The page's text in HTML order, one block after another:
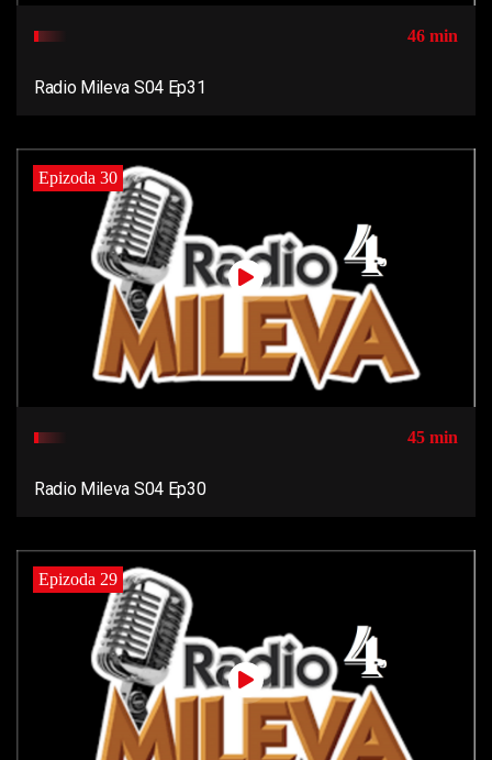
46 min
Radio Mileva S04 Ep31
Epizoda 30
45 min
Radio Mileva S04 Ep30
Epizoda 29